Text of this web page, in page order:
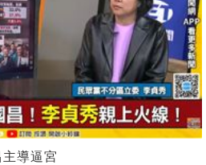
導逼宮